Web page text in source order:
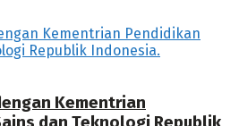
Kementrian